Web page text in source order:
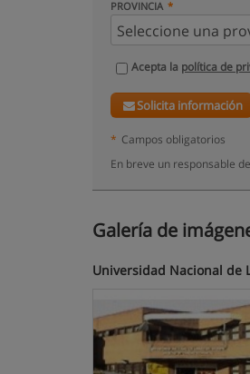
PROVINCIA
Acepta la política de
Solicita información
* Campos obligatorios
En breve un responsable
Galería de
Universidad Nacional de